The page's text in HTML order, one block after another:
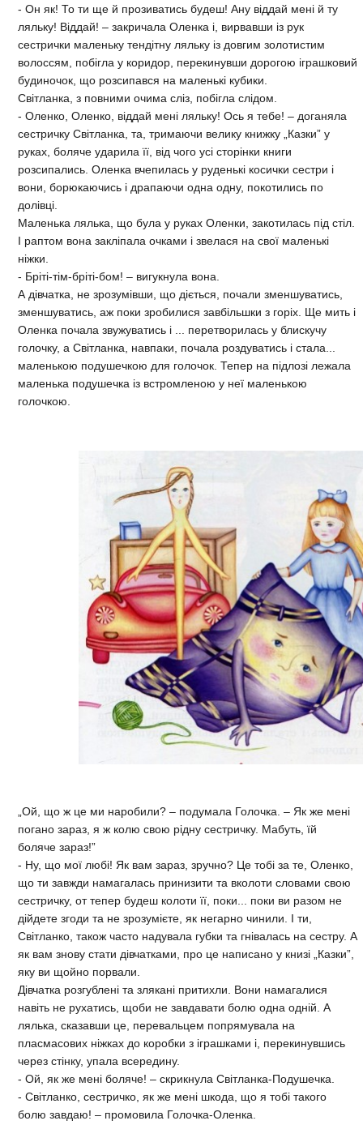
- Он як! То ти ще й прозиватись будеш! Ану віддай мені й ту
ляльку! Віддай! – закричала Оленка і, вирвавши із рук
сестрички маленьку тендітну ляльку із довгим золотистим
волоссям, побігла у коридор, перекинувши дорогою іграшковий
будиночок, що розсипався на маленькі кубики.
Світланка, з повними очима сліз, побігла слідом.
- Оленко, Оленко, віддай мені ляльку! Ось я тебе! – доганяла
сестричку Світланка, та, тримаючи велику книжку „Казки” у
руках, боляче ударила її, від чого усі сторінки книги
розсипались. Оленка вчепилась у руденькі косички сестри і
вони, борюкаючись і драпаючи одна одну, покотились по
долівці.
Маленька лялька, що була у руках Оленки, закотилась під стіл.
І раптом вона закліпала очками і звелася на свої маленькі
ніжки.
- Бріті-тім-бріті-бом! – вигукнула вона.
А дівчатка, не зрозумівши, що діється, почали зменшуватись,
зменшуватись, аж поки зробилися завбільшки з горіх. Ще мить і
Оленка почала звужуватись і ... перетворилась у блискучу
голочку, а Світланка, навпаки, почала роздуватись і стала...
маленькою подушечкою для голочок. Тепер на підлозі лежала
маленька подушечка із встромленою у неї маленькою
голочкою.
„Ой, що ж це ми наробили? – подумала Голочка. – Як же мені
погано зараз, я ж колю свою рідну сестричку. Мабуть, їй
боляче зараз!”
- Ну, що мої любі! Як вам зараз, зручно? Це тобі за те, Оленко,
що ти завжди намагалась принизити та вколоти словами свою
сестричку, от тепер будеш колоти її, поки... поки ви разом не
дійдете згоди та не зрозумієте, як негарно чинили. І ти,
Світланко, також часто надувала губки та гнівалась на сестру. А
як вам знову стати дівчатками, про це написано у книзі „Казки”,
яку ви щойно порвали.
Дівчатка розгублені та злякані притихли. Вони намагалися
навіть не рухатись, щоби не завдавати болю одна одній. А
лялька, сказавши це, перевальцем попрямувала на
пласмасових ніжках до коробки з іграшками і, перекинувшись
через стінку, упала всередину.
- Ой, як же мені боляче! – скрикнула Світланка-Подушечка.
- Світланко, сестричко, як же мені шкода, що я тобі такого
болю завдаю! – промовила Голочка-Оленка.